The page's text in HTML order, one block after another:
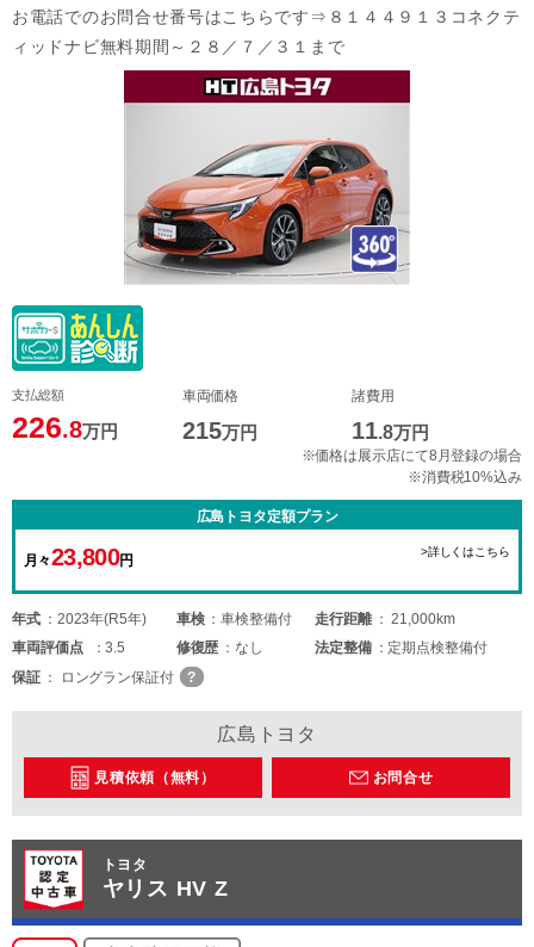
お電話でのお問合せ番号はこちらです⇒８１４４９１３コネクテ
ィッドナビ無料期間～２８／７／３１まで
支払総額
226.8万円
車両価格
215万円
諸費用
11.8万円
※価格は展示店にて8月登録の場合
※消費税10%込み
広島トヨタ定額プラン
月々23,800円
>詳しくはこちら
年式 2023年(R5年) 車検 車検整備付 走行距離
21,000km
車両評価点 3.5 修復歴 なし 法定整備
定期点検整備付
保証
ロングラン保証付
広島トヨタ
見積依頼（無料） お問合せ
トヨタ
ヤリス HV Z